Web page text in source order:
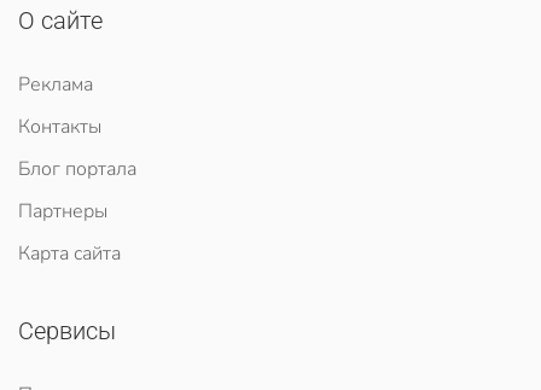
О сайте
Реклама
Контакты
Блог портала
Партнеры
Карта сайта
Сервисы